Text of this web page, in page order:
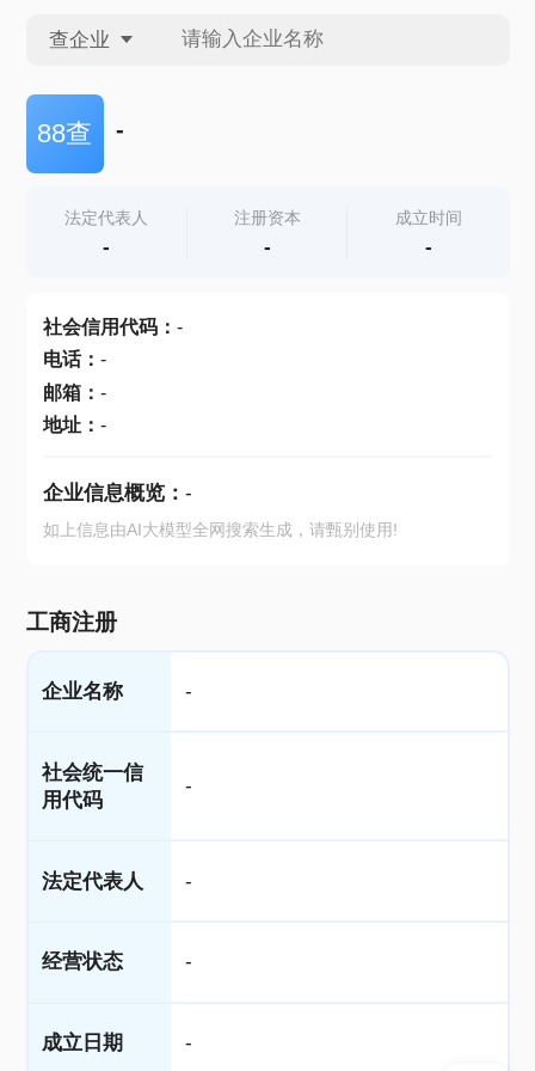
查企业
查企业
查产地
88查 -
法定代表人
-
注册资本
-
成立时间
-
社会信用代码： -
电话： -
邮箱： -
地址： -
企业信息概览： -
如上信息由AI大模型全网搜索生成，请甄别使用!
工商注册
企业名称 -
社会统一信
用代码
-
法定代表人 -
经营状态 -
成立日期 -